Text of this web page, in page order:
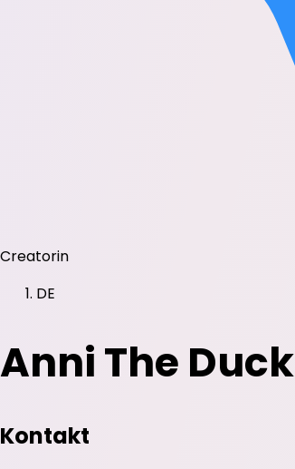
Creatorin
DE
Anni The Duck
Kontakt